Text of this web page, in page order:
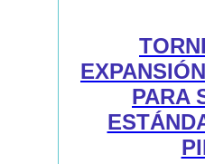
PARA